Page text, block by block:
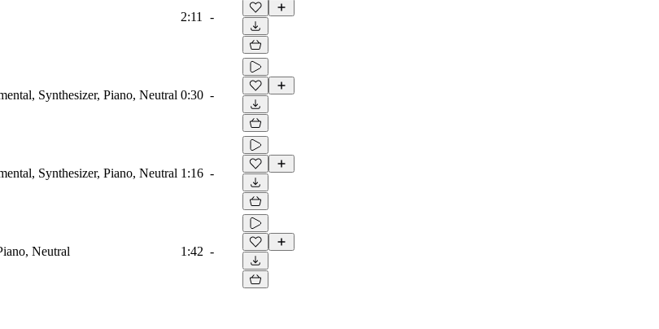
2:11 -
Synthesizer, Piano, Neutral 0:30 -
Synthesizer, Piano, Neutral 1:16 -
Neutral 1:42 -